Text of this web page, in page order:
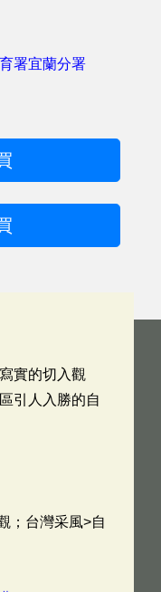
署宜蘭分署
實的切入觀
引人入勝的自
；台灣采風>自